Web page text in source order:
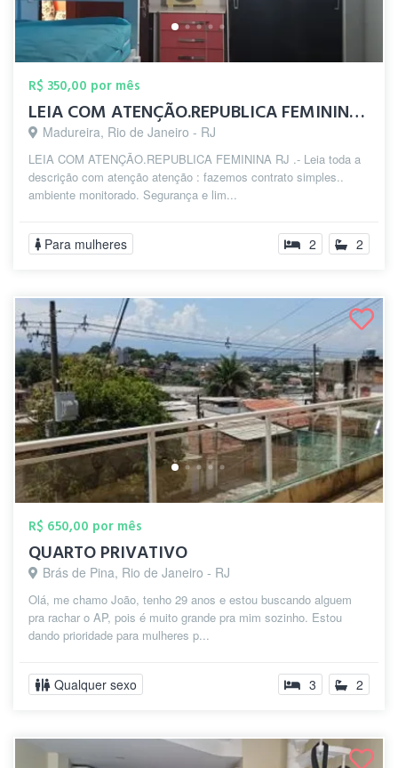
R$ 350,00 por mês
LEIA COM ATENÇÃO.REPUBLICA FEMININA zp(2...
Madureira, Rio de Janeiro - RJ
LEIA COM ATENÇÃO.REPUBLICA FEMININA RJ .- Leia toda a
descrição com atenção atenção : fazemos contrato simples..
ambiente monitorado. Segurança e lim...
Para mulheres 2 2
R$ 650,00 por mês
QUARTO PRIVATIVO
Brás de Pina, Rio de Janeiro - RJ
Olá, me chamo João, tenho 29 anos e estou buscando alguem
pra rachar o AP, pois é muito grande pra mim sozinho. Estou
dando prioridade para mulheres p...
Qualquer sexo 3 2